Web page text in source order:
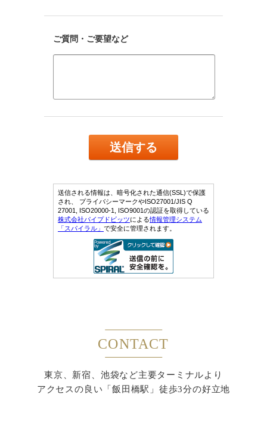
CONTACT
東京、新宿、池袋など主要ターミナルより
アクセスの良い「飯田橋駅」徒歩3分の好立地